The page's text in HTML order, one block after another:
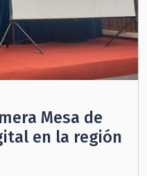
Mesa de
en la región